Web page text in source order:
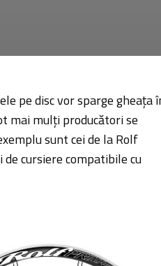
pe disc vor sparge gheața
mai mulți producători se
sunt cei de la Rolf
cursiere compatibile cu